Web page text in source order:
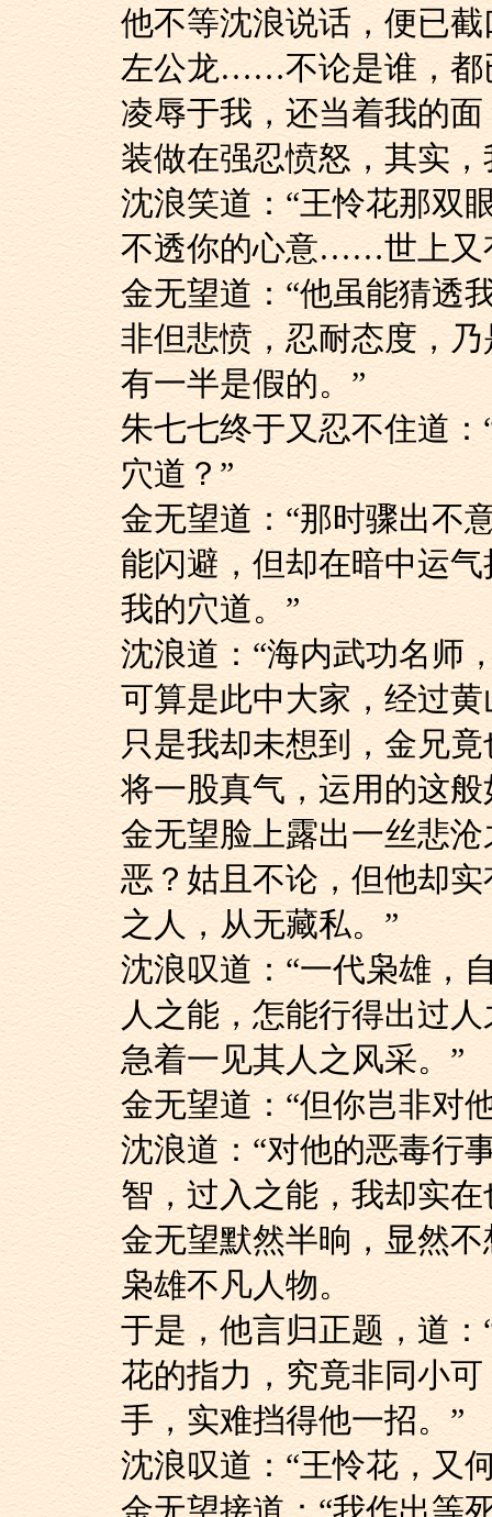
他不等沈浪说话，便
左公龙……不论是谁，都
凌辱于我，还当着我的
装做在强忍愤怒，其实
沈浪笑道：“王怜花那
不透你的心意……世上又
金无望道：“他虽能猜
非但悲愤，忍耐态度，
有一半是假的。”
朱七七终于又忍不住
穴道？”
金无望道：“那时骤出
能闪避，但却在暗中运
我的穴道。”
沈浪道：“海内武功名
可算是此中大家，经过
只是我却未想到，金兄
将一股真气，运用的这
金无望脸上露出一丝
恶？姑且不论，但他却
之人，从无藏私。”
沈浪叹道：“一代枭雄
人之能，怎能行得出过
急着一见其人之风采。”
金无望道：“但你岂非
沈浪道：“对他的恶毒
智，过入之能，我却实
金无望默然半晌，显
枭雄不凡人物。
于是，他言归正题，
花的指力，究竟非同小
手，实难挡得他一招。”
沈浪叹道：“王怜花，